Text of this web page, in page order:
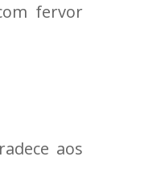
fervor
aos